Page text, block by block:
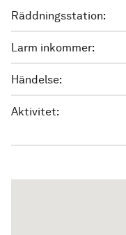
Räddningsstation:
Larm inkommer:
Händelse:
Aktivitet: